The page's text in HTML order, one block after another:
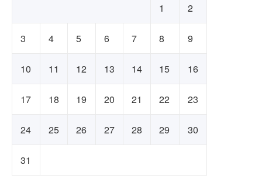
1 2
3 4 5 6 7 8 9
10 11 12 13 14 15 16
17 18 19 20 21 22 23
24 25 26 27 28 29 30
31